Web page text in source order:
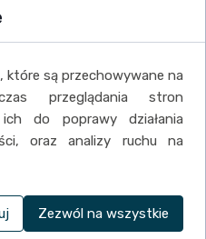
33 |REGON:
zadzwoń:
które są przechowywane na
przeglądania stron
do poprawy działania
oraz analizy ruchu na
Zezwól na wszystkie